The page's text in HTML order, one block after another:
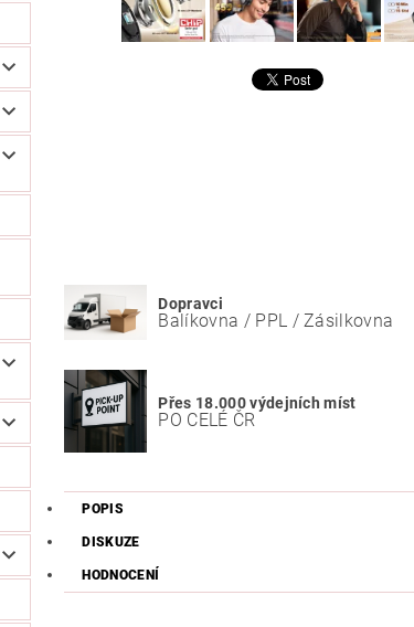
Dopravci
Balíkovna / PPL / Zásilkovna
Přes 18.000 výdejních míst
PO CELÉ ČR
POPIS
DISKUZE
HODNOCENÍ